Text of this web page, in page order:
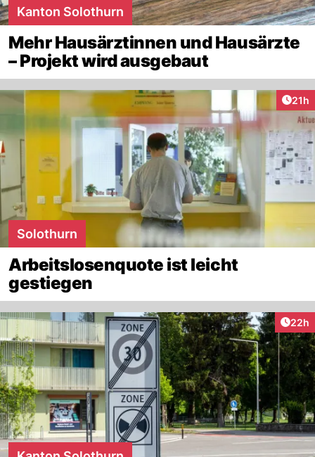
Kanton Solothurn
Mehr Hausärztinnen und Hausärzte
– Projekt wird ausgebaut
21h
Solothurn
Arbeitslosenquote ist leicht
gestiegen
22h